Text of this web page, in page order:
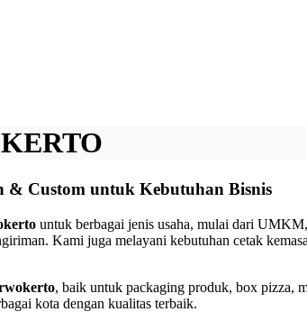
Custom untuk Kebutuhan Bisnis
untuk berbagai jenis usaha, mulai dari
Kami juga melayani kebutuhan cetak
, baik untuk packaging produk, box pizza,
kota dengan kualitas terbaik.